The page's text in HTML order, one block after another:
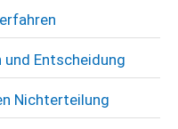
und Entscheidung
Nichterteilung